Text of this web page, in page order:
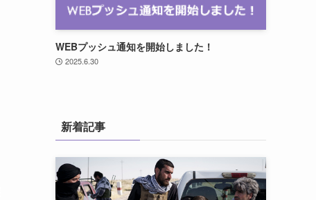
WEBプッシュ通知を開始しました！
2025.6.30
新着記事